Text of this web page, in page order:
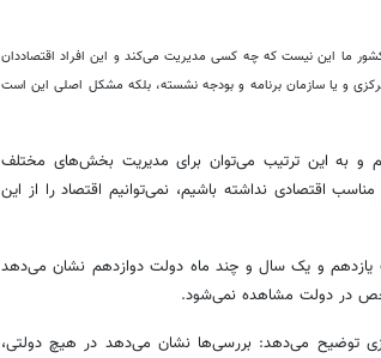
ما این نیست که چه کسی مدیریت می‌کند و این افراد اقتصاددان
و یا سازمان برنامه و بودجه نشسته، بلکه مشکل اصلی این است
و به این ترتیب می‌توان برای مدیریت بخش‌های مختلف
اقتصادی نداشته باشیم، نمی‌توانیم اقتصاد را از این
یازدهم و یک سال و چند ماه دولت دوازدهم نشان می‌دهد
در دولت مشاهده نمی‌شود.
توضیح می‌دهد: بررسی‌ها نشان می‌دهد در هیچ دولتی،